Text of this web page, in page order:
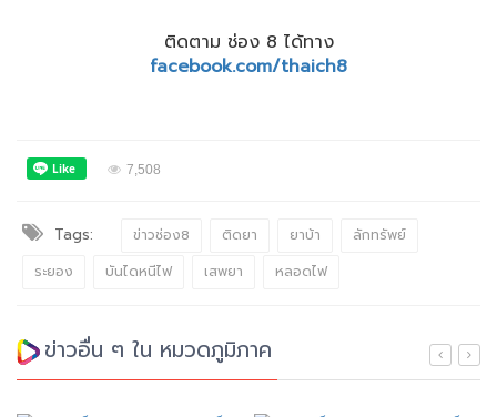
ติดตาม ช่อง 8 ได้ทาง
facebook.com/thaich8
7,508
Tags: ข่าวช่อง8 ติดยา ยาบ้า
ลักทรัพย์
ระยอง
บันไดหนีไฟ เสพยา หลอดไฟ
ข่าวอื่น ๆ ใน หมวดภูมิภาค